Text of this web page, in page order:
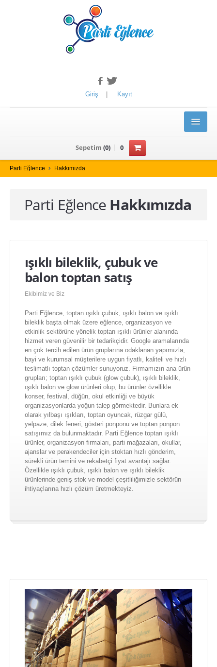
Giriş Kayıt
ÜRÜNLER
Kotyon Set
Yılbaşı Ağacı Süsleri
yılbaşı ağacı toptan
Yılbaşı Ağaçları
Yılbaşı Aksesuarları
yılbaşı balonu
yılbaşı çorapları & çuvalı
yılbaşı dekor süsleri
Yılbaşı Gözlükleri
yılbaşı hediyelik eşyalar
yılbaşı ışığı
Yılbaşı Işıkları
yılbaşı kar tanesi
yılbaşı kardan adamlar
Yılbaşı Kostümleri
Yılbaşı Maskeleri
Yılbaşı Şapkaları
IŞIKLI ÜRÜNLER
bambu meşale toptan
gösteri ponponu
ışıklı bağcık
ışıklı balon toptan
Sepetim (0) 0
Parti Eğlence Hakkımızda
Parti Eğlence Hakkımızda
ışıklı bileklik, çubuk ve
balon toptan satış
Ekibimiz ve Biz
Parti Eğlence, toptan ışıklı çubuk, ışıklı balon ve ışıklı
bileklik başta olmak üzere eğlence, organizasyon ve
etkinlik sektörüne yönelik toptan ışıklı ürünler alanında
hizmet veren güvenilir bir tedarikçidir. Google aramalarında
en çok tercih edilen ürün gruplarına odaklanan yapımızla,
bayi ve kurumsal müşterilere uygun fiyatlı, kaliteli ve hızlı
teslimatlı toptan çözümler sunuyoruz. Firmamızın ana ürün
grupları; toptan ışıklı çubuk (glow çubuk), ışıklı bileklik,
ışıklı balon ve glow ürünleri olup, bu ürünler özellikle
konser, festival, düğün, okul etkinliği ve büyük
organizasyonlarda yoğun talep görmektedir. Bunlara ek
olarak yılbaşı ışıkları, toptan oyuncak, rüzgar gülü,
yelpaze, dilek feneri, gösteri ponponu ve toptan ponpon
satışımız da bulunmaktadır. Parti Eğlence toptan ışıklı
ürünler, organizasyon firmaları, parti mağazaları, okullar,
ajanslar ve perakendeciler için stoktan hızlı gönderim,
sürekli ürün temini ve rekabetçi fiyat avantajı sağlar.
Özellikle ışıklı çubuk, ışıklı balon ve ışıklı bileklik
ürünlerinde geniş stok ve model çeşitliliğimizle sektörün
ihtiyaçlarına hızlı çözüm üretmekteyiz.